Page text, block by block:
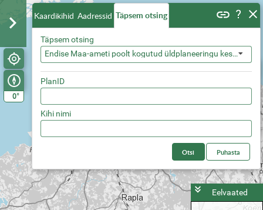
0°
Kaardikihid Aadressid Täpsem otsing
Täpsem otsing
Endise Maa-ameti poolt kogutud üldplaneeringu keskkonnatingimusega ala
PlanID
Kihi nimi
Otsi Puhasta
Eelvaated